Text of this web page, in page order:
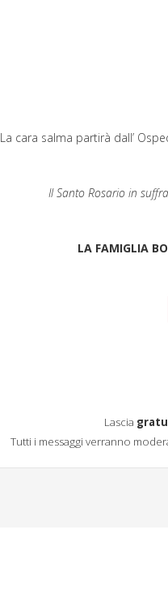
La cara salma partirà dall’
Il Santo Rosario in
LA FAMIGLIA
Lascia
Tutti i messaggi verranno